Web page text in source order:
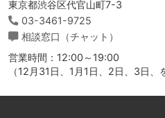
東京都渋谷区代官山町7-3
03-3461-9725
相談窓口（チャット）
営業時間：12:00～19:00
（12月31日、1月1日、2日、3日、